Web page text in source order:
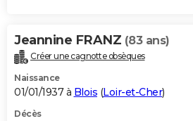
Jeannine FRANZ (83 ans)
Créer une cagnotte obsèques
Naissance
01/01/1937 à Blois (Loir-et-Cher)
Décès